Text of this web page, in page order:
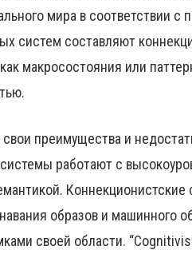
мира в соответствии с
систем составляют
макросостояния или
свои преимущества и
работают с
образов и машинного
своей области.